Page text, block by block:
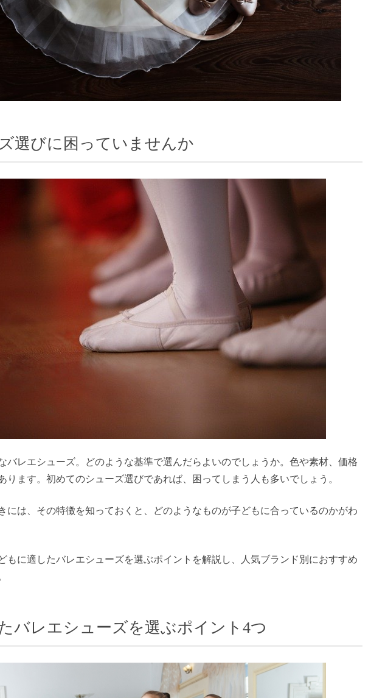
選びに困っていませんか
バレエシューズ。どのような基準で選んだらよいのでしょうか。色や素材、価格
ります。初めてのシューズ選びであれば、困ってしまう人も多いでしょう。
には、その特徴を知っておくと、どのようなものが子どもに合っているのかがわ
もに適したバレエシューズを選ぶポイントを解説し、人気ブランド別におすすめ
バレエシューズを選ぶポイント4つ